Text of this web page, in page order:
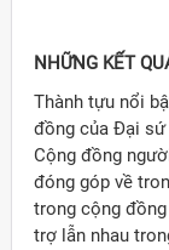
NHỮNG KẾT
Thành tựu nổi
đồng của Đại sứ
Cộng đồng
đóng góp về
trong cộng
trợ lẫn nhau